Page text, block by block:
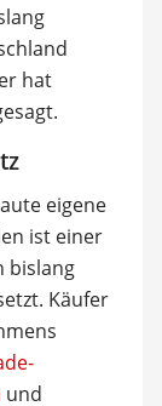
hat
eigene
ist einer
bislang
Käufer
und